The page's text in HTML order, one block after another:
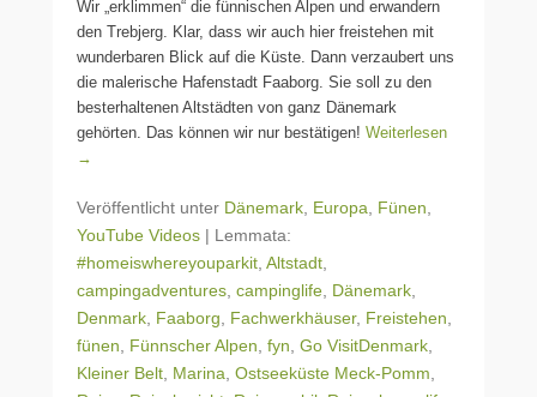
Wir „erklimmen“ die fünnischen Alpen und erwandern
den Trebjerg. Klar, dass wir auch hier freistehen mit
wunderbaren Blick auf die Küste. Dann verzaubert uns
die malerische Hafenstadt Faaborg. Sie soll zu den
besterhaltenen Altstädten von ganz Dänemark
gehörten. Das können wir nur bestätigen! Weiterlesen
→
Veröffentlicht unter Dänemark, Europa, Fünen,
YouTube Videos | Lemmata:
#homeiswhereyouparkit, Altstadt,
campingadventures, campinglife, Dänemark,
Denmark, Faaborg, Fachwerkhäuser, Freistehen,
fünen, Fünnscher Alpen, fyn, Go VisitDenmark,
Kleiner Belt, Marina, Ostseeküste Meck-Pomm,